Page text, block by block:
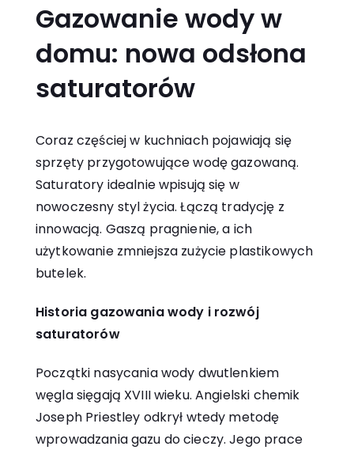
Gazowanie wody w
domu: nowa odsłona
saturatorów
Coraz częściej w kuchniach pojawiają się
sprzęty przygotowujące wodę gazowaną.
Saturatory idealnie wpisują się w
nowoczesny styl życia. Łączą tradycję z
innowacją. Gaszą pragnienie, a ich
użytkowanie zmniejsza zużycie plastikowych
butelek.
Historia gazowania wody i rozwój
saturatorów
Początki nasycania wody dwutlenkiem
węgla sięgają XVIII wieku. Angielski chemik
Joseph Priestley odkrył wtedy metodę
wprowadzania gazu do cieczy. Jego prace